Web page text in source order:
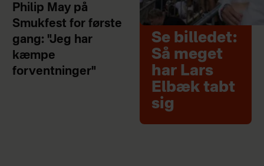
Philip May på
Smukfest for første
gang: "Jeg har
kæmpe
forventninger"
Se billedet:
Så meget
har Lars
Elbæk tabt
sig